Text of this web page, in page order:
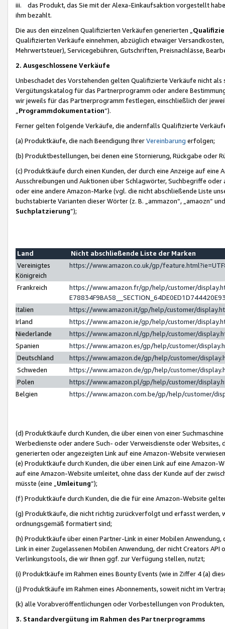
iii. das Produkt, das Sie mit der Alexa-Einkaufsaktion vorgestellt
ihm bezahlt.
Die aus den einzelnen Qualifizierten Verkäufen generierten „
Qualifizierten Verkäufe einnehmen, abzüglich etwaiger
Mehrwertsteuer), Servicegebühren, Gutschriften, Preisnachlässe,
2. Ausgeschlossene Verkäufe
Unbeschadet des Vorstehenden gelten Qualifizierte Verkäufe nicht
Vergütungskatalog für das Partnerprogramm oder andere
wir jeweils für das Partnerprogramm festlegen, einschließlich der
Programmdokumentation“).
Ferner gelten folgende Verkäufe, die andernfalls Qualifizierte
(a) Produktkäufe, die nach Beendigung IhrerVereinbarung erfolgen;
(b) Produktbestellungen, bei denen eine Stornierung, Rückgabe oder
(c) Produktkäufe durch einen Kunden, der durch eine Anzeige auf
Ausschreibungen und Auktionen über Schlagwörter, Suchbegriffe
oder eine andere Amazon-Marke (vgl. die nicht abschließende Liste
buchstabierte Varianten dieser Wörter (z. B. „ammazon“, „amaozn“
Suchplatzierung”);
Land
Nicht abschließende Liste der Marken
Vereinigtes
Königreich
https://www.amazon.co.uk/gp/
Frankreich
https://www.amazon.fr/gp/help/customer/
Italien
https://www.amazon.it/gp/help/customer/
Irland
https://www.amazon.ie/gp/help/customer/
Niederlande
https://www.amazon.nl/gp/help/customer/
Spanien
https://www.amazon.es/gp/help/customer/
Deutschland
https://www.amazon.de/gp/help/customer/
Schweden
https://www.amazon.de/gp/help/customer/
Polen
https://www.amazon.pl/gp/help/customer/
Belgien
https://www.amazon.com.be/gp/help/customer/
(d) Produktkäufe durch Kunden, die über einen von einer
Werbedienste oder andere Such- oder Verweisdienste oder Websites,
generierten oder angezeigten Link auf eine Amazon-Website
(e) Produktkäufe durch Kunden, die über einen Link auf eine
auf eine Amazon-Website umleitet, ohne dass der Kunde auf der
müsste (eine „ Umleitung“);
(f) Produktkäufe durch Kunden, die die für eine Amazon-Website
(g) Produktkäufe, die nicht richtig zurückverfolgt und erfasst werden,
ordnungsgemäß formatiert sind;
(h) Produktkäufe über einen Partner-Link in einer Mobilen
Link in einer Zugelassenen Mobilen Anwendung, der nicht Creators
Verlinkungstools, die wir Ihnen ggf. zur Verfügung stellen, nutzt;
(i) Produktkäufe im Rahmen eines Bounty Events (wie in Ziffer 4 (a)
(j) Produktkäufe im Rahmen eines Abonnements, soweit nicht im
(k) alle Vorabveröffentlichungen oder Vorbestellungen von
3. Standardvergütung im Rahmen des Partnerprogramms